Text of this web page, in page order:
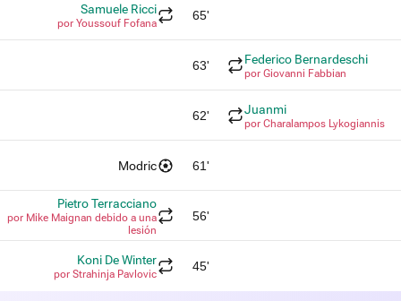
Samuele Ricci
por Youssouf Fofana
65'
63' Federico Bernardeschi
por Giovanni Fabbian
62' Juanmi
por Charalampos Lykogiannis
Modric 61'
Pietro Terracciano
por Mike Maignan debido a una
lesión
56'
Koni De Winter
por Strahinja Pavlovic
45'